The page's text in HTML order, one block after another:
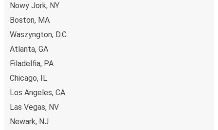
Nowy Jork, NY
Boston, MA
Waszyngton, D.C.
Atlanta, GA
Filadelfia, PA
Chicago, IL
Los Angeles, CA
Las Vegas, NV
Newark, NJ